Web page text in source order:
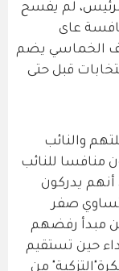
لم يفسح
عاى
الخماسي يضم
قبل حتى
والنائب
منافسا للنائب
يدركون
صفر
مبدأ رفضهم
حين تستقيم
من